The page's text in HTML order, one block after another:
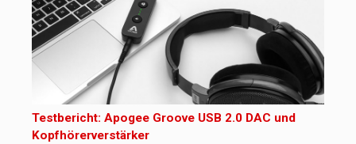
Testbericht: Apogee Groove USB 2.0 DAC und
Kopfhörerverstärker